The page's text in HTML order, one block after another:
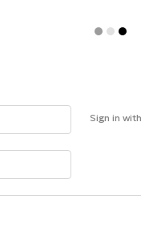
Sign in